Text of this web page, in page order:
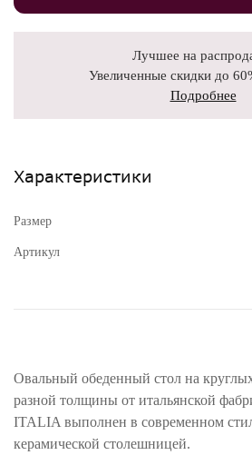
Лучшее на
Увеличенные скидки до
Подробнее
Характеристики
Размер
Артикул
Овальный обеденный стол на
разной толщины от итальянской
ITALIA выполнен в современном
керамической столешницей.